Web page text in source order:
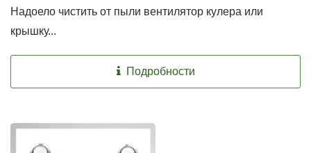
Надоело чистить от пыли вентилятор кулера или
крышку...
Подробности